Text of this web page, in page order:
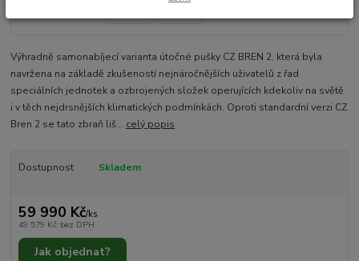
Výhradně samonabíjecí varianta útočné pušky CZ BREN 2, která byla
navržena na základě zkušeností nejnáročnějších uživatelů z řad
speciálních jednotek a ozbrojených složek operujících kdekoliv na světě
i v těch nejdrsnějších klimatických podmínkách. Oproti standardní verzi CZ
Bren 2 se tato zbraň liš... celý popis
Dostupnost Skladem
59 990 Kč/ks
49 579 Kč bez DPH
Jak objednat?